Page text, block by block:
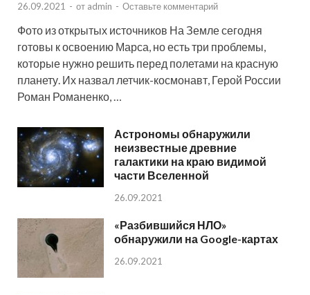
26.09.2021 - от admin - Оставьте комментарий
Фото из открытых источников На Земле сегодня
готовы к освоению Марса, но есть три проблемы,
которые нужно решить перед полетами на красную
планету. Их назвал летчик-космонавт, Герой России
Роман Романенко, …
Астрономы обнаружили
неизвестные древние
галактики на краю видимой
части Вселенной
26.09.2021
«Разбившийся НЛО»
обнаружили на Google-картах
26.09.2021